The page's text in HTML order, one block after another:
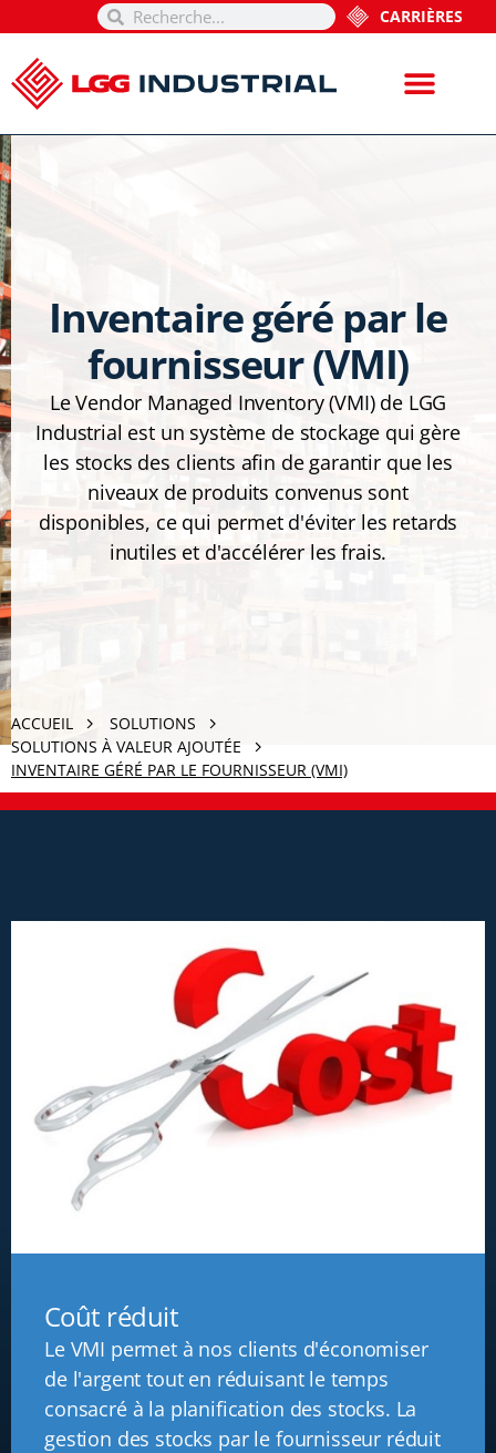
CARRIÈRES
Inventaire géré par le
fournisseur (VMI)
Le Vendor Managed Inventory (VMI) de LGG
Industrial est un système de stockage qui gère
les stocks des clients afin de garantir que les
niveaux de produits convenus sont
disponibles, ce qui permet d'éviter les retards
inutiles et d'accélérer les frais.
ACCUEIL
SOLUTIONS
SOLUTIONS À VALEUR AJOUTÉE
INVENTAIRE GÉRÉ PAR LE FOURNISSEUR (VMI)
Coût réduit
Le VMI permet à nos clients d'économiser
de l'argent tout en réduisant le temps
consacré à la planification des stocks. La
gestion des stocks par le fournisseur réduit